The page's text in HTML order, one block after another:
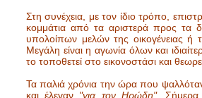
Στη συνέχεια, με τον ίδιο τρόπο,
κομμάτια από τα αριστερά προς τα
υπολοίπων μελών της οικογένειας ή
Μεγάλη είναι η αγωνία όλων και
το τοποθετεί στο εικονοστάσι και
Τα παλιά χρόνια την ώρα που ψαλλόταν
και έλεγαν "για τον Ηρώδη".
Σήμερα